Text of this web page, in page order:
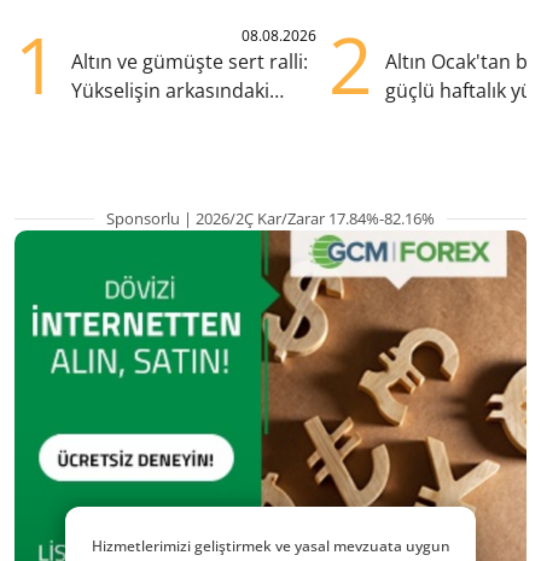
1 08.08.2026
Altın ve gümüşte sert ralli:
Yükselişin arkasındaki
2
Altın Ocak'tan
güçlü haftalık
Sponsorlu | 2026/2Ç Kar/Zarar 17.84%-82.16%
Hizmetlerimizi geliştirmek ve yasal mevzuata uygun